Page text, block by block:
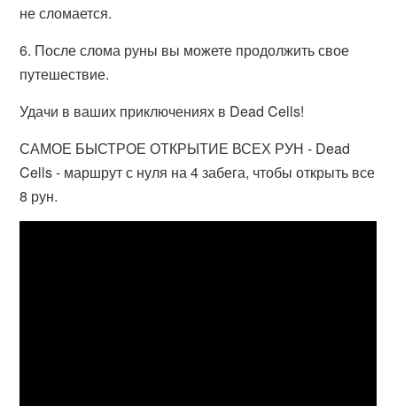
не сломается.
6. После слома руны вы можете продолжить свое
путешествие.
Удачи в ваших приключениях в Dead Cells!
САМОЕ БЫСТРОЕ ОТКРЫТИЕ ВСЕХ РУН - Dead
Cells - маршрут с нуля на 4 забега, чтобы открыть все
8 рун.